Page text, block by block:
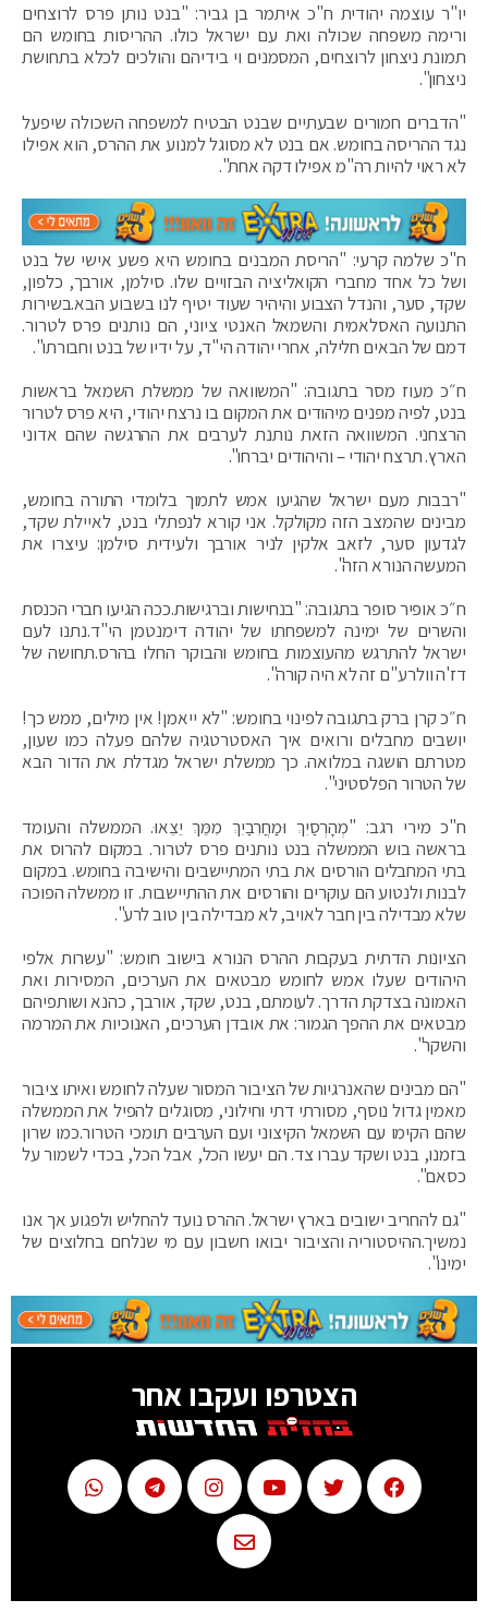
יו"ר עוצמה יהודית ח"כ איתמר בן גביר: "בנט נותן פרס לרוצחים
ורימה משפחה שכולה ואת עם ישראל כולו. ההריסות בחומש הם
תמונת ניצחון לרוצחים, המסמנים וי בידיהם והולכים לכלא בתחושת
ניצחון".
"הדברים חמורים שבעתיים שבנט הבטיח למשפחה השכולה שיפעל
נגד ההריסה בחומש. אם בנט לא מסוגל למנוע את ההרס, הוא אפילו
לא ראוי להיות רה"מ אפילו דקה אחת".
ח"כ שלמה קרעי: "הריסת המבנים בחומש היא פשע אישי של בנט
ושל כל אחד מחברי הקואליציה הבזויים שלו. סילמן, אורבך, כלפון,
שקד, סער, והנדל הצבוע והיהיר שעוד יטיף לנו בשבוע הבא.בשירות
התנועה האסלאמית והשמאל האנטי ציוני, הם נותנים פרס לטרור.
דמם של הבאים חלילה, אחרי יהודה הי"ד, על ידיו של בנט וחבורתו".
ח״כ מעוז מסר בתגובה: "המשוואה של ממשלת השמאל בראשות
בנט, לפיה מפנים מיהודים את המקום בו נרצח יהודי, היא פרס לטרור
הרצחני. המשוואה הזאת נותנת לערבים את ההרגשה שהם אדוני
הארץ. תרצח יהודי – והיהודים יברחו".
"רבבות מעם ישראל שהגיעו אמש לתמוך בלומדי התורה בחומש,
מבינים שהמצב הזה מקולקל. אני קורא לנפתלי בנט, לאיילת שקד,
לגדעון סער, לזאב אלקין לניר אורבך ולעידית סילמן: עיצרו את
המעשה הנורא הזה".
ח״כ אופיר סופר בתגובה: "בנחישות וברגישות.‏ככה הגיעו חברי הכנסת
והשרים של ימינה למשפחתו של יהודה דימנטמן הי"ד.‏נתנו לעם
ישראל להתרגש מהעוצמות בחומש והבוקר החלו בהרס.‏תחושה של
דז'ה וו‏לרע"ם זה לא היה קורה".
ח״כ קרן ברק בתגובה לפינוי בחומש: "לא ייאמן! אין מילים, ממש כך!
יושבים מחבלים ורואים איך האסטרטגיה שלהם פעלה כמו שעון,
מטרתם הושגה במלואה. כך ממשלת ישראל מגדלת את הדור הבא
של הטרור הפלסטיני".
ח"כ מירי רגב: "מְהָרְסַיִךְ וּמַחֲרִבַיִךְ מִמֵּךְ יֵצֵאוּ. הממשלה והעומד
בראשה בוש הממשלה בנט נותנים פרס לטרור. במקום להרוס את
בתי המחבלים הורסים את בתי המתיישבים והישיבה בחומש. במקום
לבנות ולנטוע הם עוקרים והורסים את ההתיישבות. זו ממשלה הפוכה
שלא מבדילה בין חבר לאויב, לא מבדילה בין טוב לרע".
הציונות הדתית בעקבות ההרס הנורא בישוב חומש: "עשרות אלפי
היהודים שעלו אמש לחומש מבטאים את הערכים, המסירות ואת
האמונה בצדקת הדרך. לעומתם, בנט, שקד, אורבך, כהנא ושותפיהם
מבטאים את ההפך הגמור: את אובדן הערכים, האנוכיות את המרמה
והשקר".
"הם מבינים שהאנרגיות של הציבור המסור שעלה לחומש ואיתו ציבור
מאמין גדול נוסף, מסורתי דתי וחילוני, מסוגלים להפיל את הממשלה
שהם הקימו עם השמאל הקיצוני ועם הערבים תומכי הטרור.כמו שרון
בזמנו, בנט ושקד עברו צד. הם יעשו הכל, אבל הכל, בכדי לשמור על
כסאם".
"גם להחריב ישובים בארץ ישראל. ההרס נועד להחליש ולפגוע אך אנו
נמשיך.ההיסטוריה והציבור יבואו חשבון עם מי שנלחם בחלוצים של
ימינו".
הצטרפו ועקבו אחר